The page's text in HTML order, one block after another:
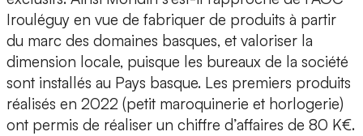
Irouléguy en vue de fabriquer de produits à partir
du marc des domaines basques, et valoriser la
dimension locale, puisque les bureaux de la société
sont installés au Pays basque. Les premiers produits
réalisés en 2022 (petit maroquinerie et horlogerie)
ont permis de réaliser un chiffre d’affaires de 80 K€.